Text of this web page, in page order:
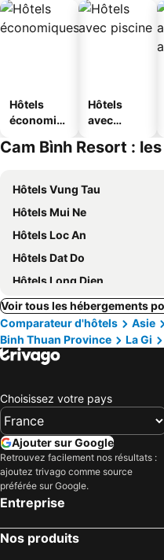
Hôtels
économiq
Hôtels
avec
Cam Bình Resort :
Hôtels Vung Tau
Hôtels Mui Ne
Hôtels Loc An
Hôtels Dat Do
Hôtels Long Dien
Voir tous les hébergements
Comparateur d'hôtels
Asie
Binh Thuan Province
La Gi
Choisissez votre pays
Ajouter sur Google
Retrouvez facilement nos résultats :
ajoutez trivago comme source
préférée sur Google.
Entreprise
Nos produits